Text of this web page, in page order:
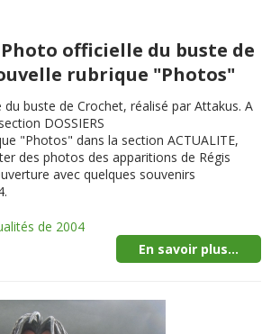
Photo officielle du buste de
rubrique "Photos"
buste de Crochet, réalisé par Attakus. A
DOSSIERS
"Photos" dans la section ACTUALITE,
des photos des apparitions de Régis
avec quelques souvenirs
de 2004
En savoir plus...